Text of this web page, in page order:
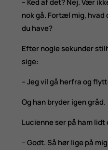
– Ked af det? Nej. Vær
nok gå. Fortæl mig, hvad
du have?
Efter nogle sekunder
sige:
– Jeg vil gå herfra og
Og han bryder igen gråd.
Lucienne ser på ham lidt
– Godt. Så hør lige på